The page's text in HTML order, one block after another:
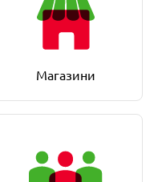
Магазини